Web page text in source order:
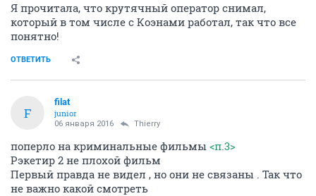
Я прочитала, что крутячный оператор снимал,
который в том числе с Коэнами работал, так что все
понятно!
ОТВЕТИТЬ
F
filat
junior
06 января 2016 Thierry
поперло на криминальные фильмы <п.3>
Рэкетир 2 не плохой фильм
Первый правда не видел , но они не связаны . Так что
не важно какой смотреть